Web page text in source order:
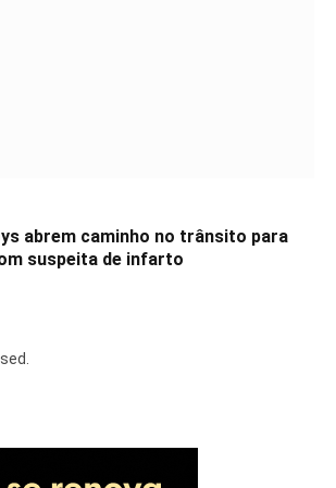
abrem caminho no trânsito para
suspeita de infarto